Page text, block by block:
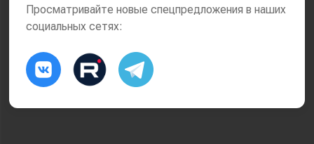
Просматривайте новые спецпредложения в наших
социальных сетях: